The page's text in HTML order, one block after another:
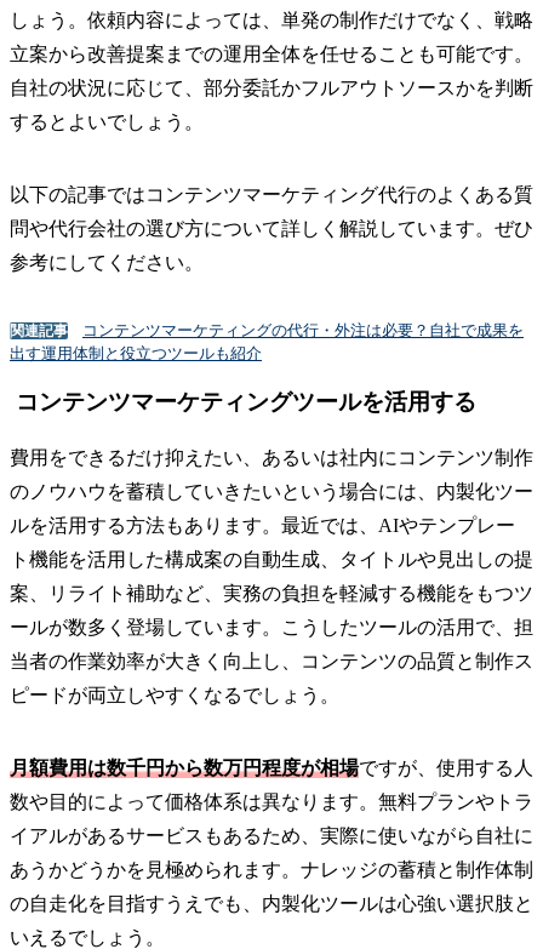
しょう。依頼内容によっては、単発の制作だけでなく、戦略
立案から改善提案までの運用全体を任せることも可能です。
自社の状況に応じて、部分委託かフルアウトソースかを判断
するとよいでしょう。
以下の記事ではコンテンツマーケティング代行のよくある質
問や代行会社の選び方について詳しく解説しています。ぜひ
参考にしてください。
関連記事
コンテンツマーケティングの代行・外注は必要？自社で成果を
出す運用体制と役立つツールも紹介
コンテンツマーケティングツールを活用する
費用をできるだけ抑えたい、あるいは社内にコンテンツ制作
のノウハウを蓄積していきたいという場合には、内製化ツー
ルを活用する方法もあります。最近では、AIやテンプレー
ト機能を活用した構成案の自動生成、タイトルや見出しの提
案、リライト補助など、実務の負担を軽減する機能をもつツ
ールが数多く登場しています。こうしたツールの活用で、担
当者の作業効率が大きく向上し、コンテンツの品質と制作ス
ピードが両立しやすくなるでしょう。
月額費用は数千円から数万円程度が相場ですが、使用する人
数や目的によって価格体系は異なります。無料プランやトラ
イアルがあるサービスもあるため、実際に使いながら自社に
あうかどうかを見極められます。ナレッジの蓄積と制作体制
の自走化を目指すうえでも、内製化ツールは心強い選択肢と
いえるでしょう。